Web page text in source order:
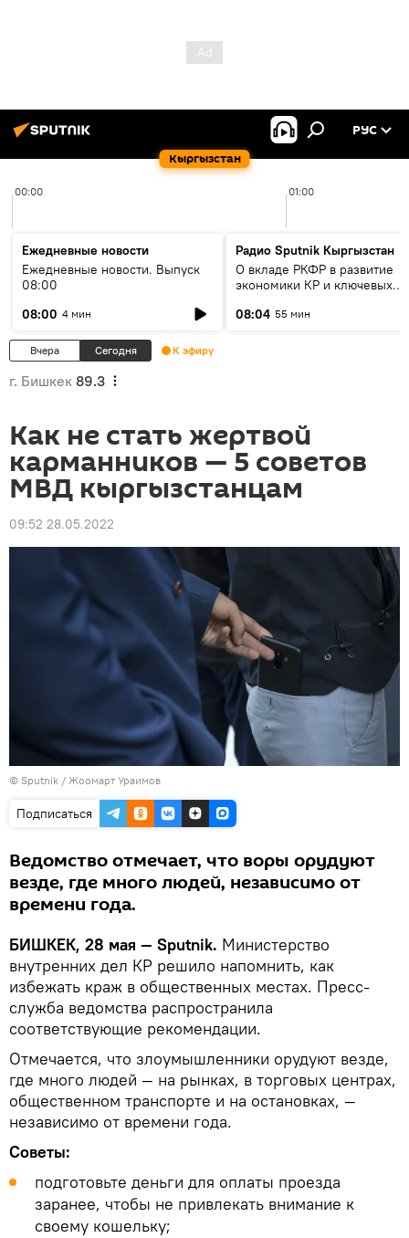
Кыргызстан
РУС
00:00 01:00
Ежедневные новости
Ежедневные новости. Выпуск
08:00
08:00 4 мин
Радио Sputnik Кыргызстан
О вкладе РКФР в развитие
экономики КР и ключевых
08:04 55 мин
Вчера Сегодня К эфиру
г. Бишкек 89.3
Как не стать жертвой
карманников — 5 советов
МВД кыргызстанцам
09:52 28.05.2022
© Sputnik / Жоомарт Ураимов
Подписаться
Ведомство отмечает, что воры орудуют
везде, где много людей, независимо от
времени года.
БИШКЕК, 28 мая — Sputnik. Министерство
внутренних дел КР решило напомнить, как
избежать краж в общественных местах. Пресс-
служба ведомства распространила
соответствующие рекомендации.
Отмечается, что злоумышленники орудуют везде,
где много людей — на рынках, в торговых центрах,
общественном транспорте и на остановках, —
независимо от времени года.
Советы:
подготовьте деньги для оплаты проезда
заранее, чтобы не привлекать внимание к
своему кошельку;